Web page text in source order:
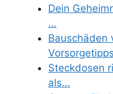
Dein
…
Bauschäden
Steckdosen
als…